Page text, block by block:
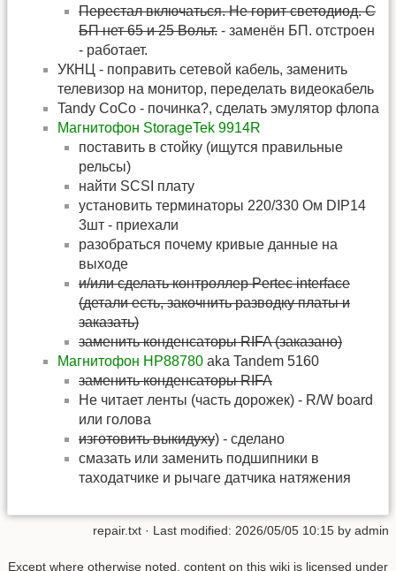
Перестал включаться. Не горит светодиод. С
БП нет 65 и 25 Вольт. - заменён БП. отстроен
- работает.
УКНЦ - поправить сетевой кабель, заменить
телевизор на монитор, переделать видеокабель
Tandy CoCo - починка?, сделать эмулятор флопа
Магнитофон StorageTek 9914R
поставить в стойку (ищутся правильные
рельсы)
найти SCSI плату
установить терминаторы 220/330 Ом DIP14
3шт - приехали
разобраться почему кривые данные на
выходе
и/или сделать контроллер Pertec interface
(детали есть, закочнить разводку платы и
заказать)
заменить конденсаторы RIFA (заказано)
Магнитофон HP88780 aka Tandem 5160
заменить конденсаторы RIFA
Не читает ленты (часть дорожек) - R/W board
или голова
изготовить выкидуху) - сделано
cмазать или заменить подшипники в
таходатчике и рычаге датчика натяжения
repair.txt · Last modified: 2026/05/05 10:15 by admin
Except where otherwise noted, content on this wiki is licensed under